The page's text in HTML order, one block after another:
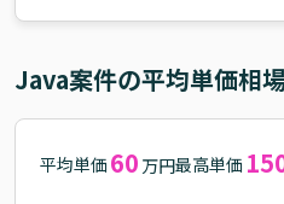
Java案件の平均単価相
平均単価 60 万円最高単価